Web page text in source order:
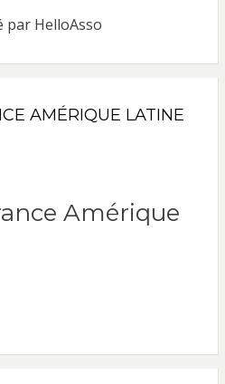
par HelloAsso
AMÉRIQUE LATINE
Amérique